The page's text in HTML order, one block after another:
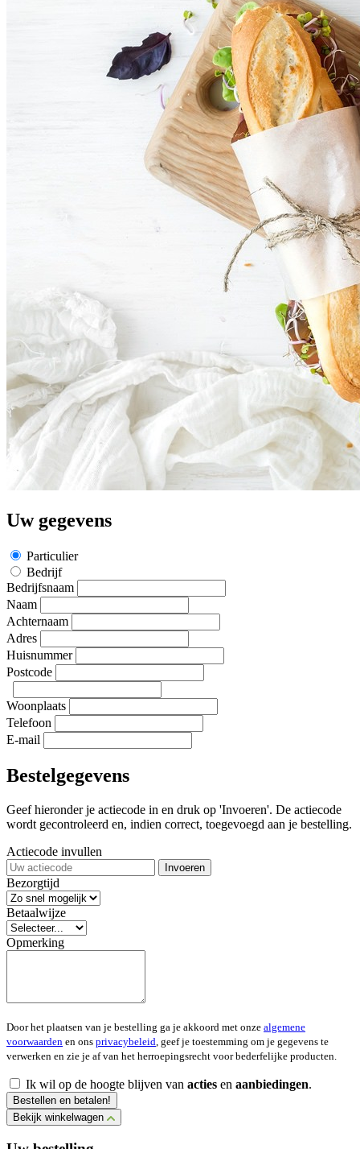
Uw gegevens
Particulier
Bedrijf
Bedrijfsnaam
Naam
Achternaam
Adres
Huisnummer
Postcode
Woonplaats
Telefoon
E-mail
Bestelgegevens
Geef hieronder je actiecode in en druk op 'Invoeren'. De actiecode
wordt gecontroleerd en, indien correct, toegevoegd aan je bestelling.
Actiecode invullen
Invoeren
Bezorgtijd
Betaalwijze
Opmerking
Door het plaatsen van je bestelling ga je akkoord met onze algemene
voorwaarden en ons privacybeleid , geef je toestemming om je gegevens te
verwerken en zie je af van het herroepingsrecht voor bederfelijke producten.
Ik wil op de hoogte blijven van acties en aanbiedingen.
Bestellen en betalen!
Bekijk winkelwagen